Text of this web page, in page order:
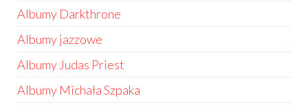
Albumy Darkthrone
Albumy jazzowe
Albumy Judas Priest
Albumy Michała Szpaka